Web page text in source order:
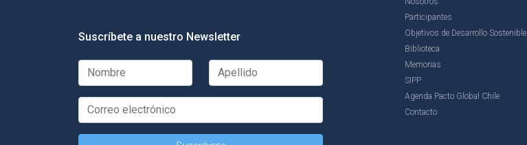
Suscríbete a nuestro Newsletter
Participantes
Objetivos de Desarrollo Sostenible
Biblioteca
Memorias
SIPP
Agenda Pacto Global Chile
Contacto